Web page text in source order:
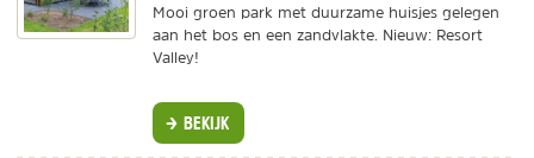
Mooi groen park met duurzame huisjes gelegen
aan het bos en een zandvlakte. Nieuw: Resort
Valley!
BEKIJK